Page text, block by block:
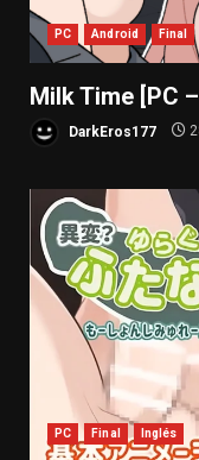
PC Android Final
Milk Time [PC
DarkEros177
PC Final Inglés